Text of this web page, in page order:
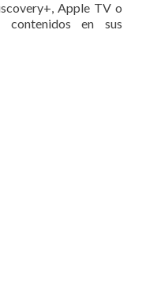
Apple TV o
en sus